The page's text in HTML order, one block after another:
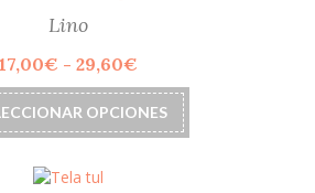
Lino
17,00€ - 29,60€
de
precios:
desde
OPCIONES
Este
producto
tiene